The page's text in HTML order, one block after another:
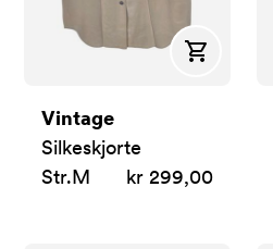
Kjøp
Vintage
Silkeskjorte
Str.M kr 299,00